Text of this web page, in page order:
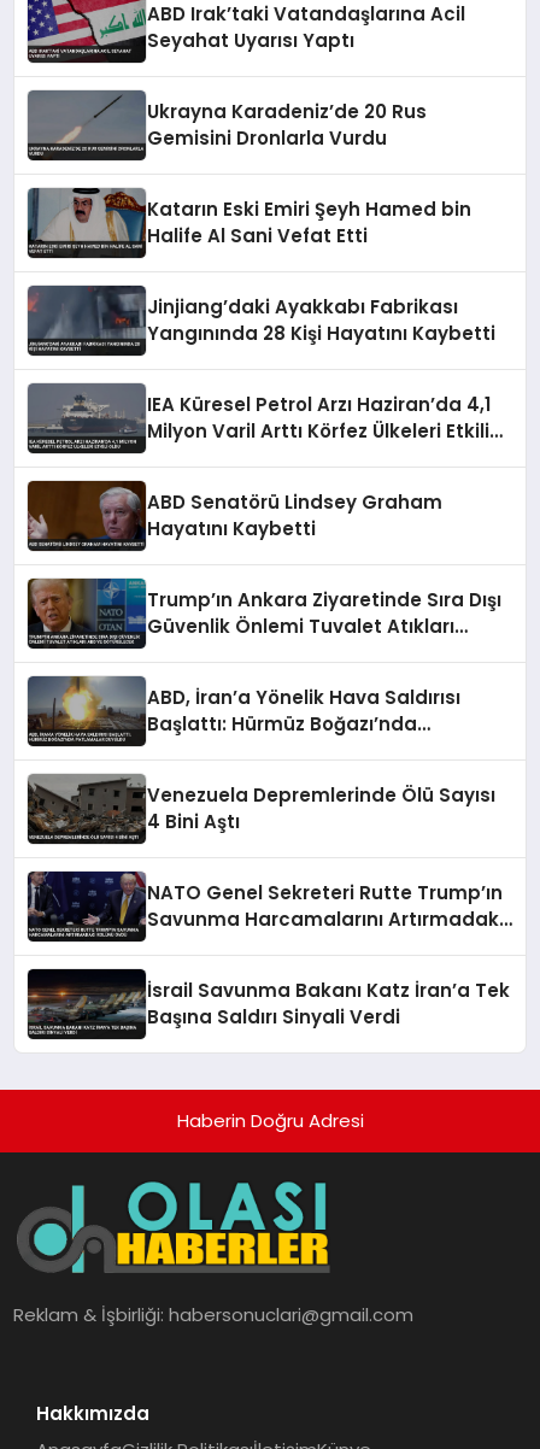
ABD Irak’taki Vatandaşlarına Acil
Seyahat Uyarısı Yaptı
Ukrayna Karadeniz’de 20 Rus
Gemisini Dronlarla Vurdu
Katarın Eski Emiri Şeyh Hamed bin
Halife Al Sani Vefat Etti
Jinjiang’daki Ayakkabı Fabrikası
Yangınında 28 Kişi Hayatını Kaybetti
IEA Küresel Petrol Arzı Haziran’da 4,1
Milyon Varil Arttı Körfez Ülkeleri Etkili
ABD Senatörü Lindsey Graham
Hayatını Kaybetti
Trump’ın Ankara Ziyaretinde Sıra Dışı
Güvenlik Önlemi Tuvalet Atıkları
ABD, İran’a Yönelik Hava Saldırısı
Başlattı: Hürmüz Boğazı’nda
Venezuela Depremlerinde Ölü Sayısı
4 Bini Aştı
NATO Genel Sekreteri Rutte Trump’ın
Savunma Harcamalarını Artırmadaki
İsrail Savunma Bakanı Katz İran’a Tek
Başına Saldırı Sinyali Verdi
Haberin Doğru Adresi
Reklam & İşbirliği:habersonuclari@gmail.com
Hakkımızda